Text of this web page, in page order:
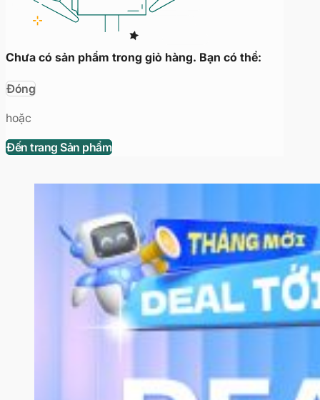
Chưa có sản phẩm trong giỏ hàng. Bạn có thể:
Đóng
hoặc
Đến trang Sản phẩm